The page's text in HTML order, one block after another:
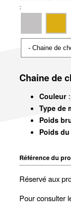
:
Chaine de
Couleur:
Type de
Poids
Poids
Référence du
Réservé aux
Pour consulter